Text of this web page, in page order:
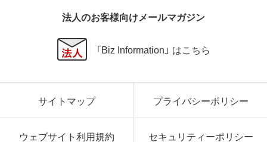
法人のお客様向けメールマガジン
「Biz Information」 はこちら
サイトマップ プライバシーポリシー
ウェブサイト利用規約 セキュリティーポリシー